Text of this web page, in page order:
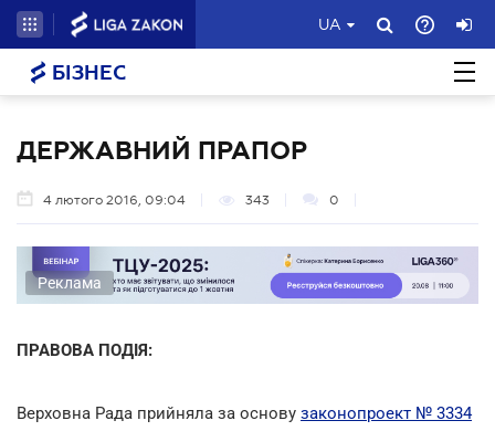
UA
БІЗНЕС
ДЕРЖАВНИЙ ПРАПОР
4 лютого 2016, 09:04 343 0
Реклама
ПРАВОВА ПОДІЯ:
Верховна Рада прийняла за основу законопроект № 3334